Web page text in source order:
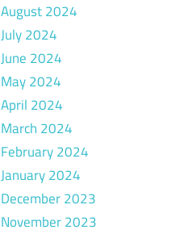
August 2024
July 2024
June 2024
May 2024
April 2024
March 2024
February 2024
January 2024
December 2023
November 2023